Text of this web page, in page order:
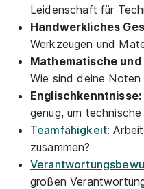
Leidenschaft für
Handwerkliches
Werkzeugen und
Mathematische
Wie sind deine
Englischkenntnisse:
genug, um
Teamfähigkeit:
zusammen?
großen